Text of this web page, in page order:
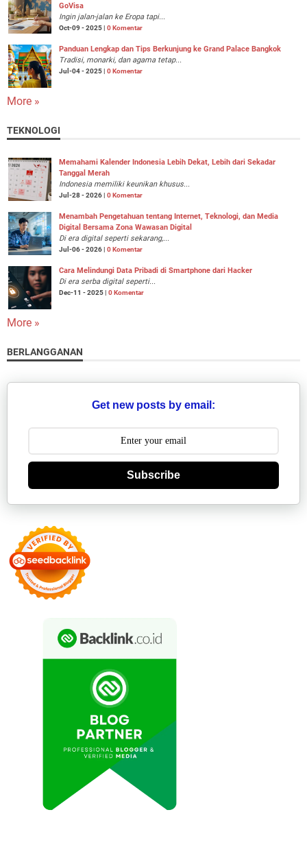
GoVisa
Ingin jalan-jalan ke Eropa tapi...
Oct-09 - 2025 | 0 Komentar
Panduan Lengkap dan Tips Berkunjung ke Grand Palace Bangkok
Tradisi, monarki, dan agama tetap...
Jul-04 - 2025 | 0 Komentar
More »
TEKNOLOGI
Memahami Kalender Indonesia Lebih Dekat, Lebih dari Sekadar
Tanggal Merah
Indonesia memiliki keunikan khusus...
Jul-28 - 2026 | 0 Komentar
Menambah Pengetahuan tentang Internet, Teknologi, dan Media
Digital Bersama Zona Wawasan Digital
Di era digital seperti sekarang,...
Jul-06 - 2026 | 0 Komentar
Cara Melindungi Data Pribadi di Smartphone dari Hacker
Di era serba digital seperti...
Dec-11 - 2025 | 0 Komentar
More »
BERLANGGANAN
Get new posts by email:
Subscribe